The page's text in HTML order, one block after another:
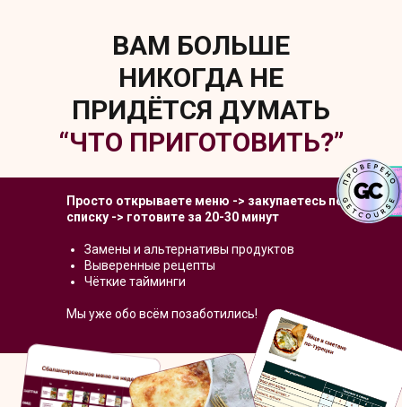
Просто открываете меню -> закупаетесь по
списку -> готовите за 20-30 минут
Замены и альтернативы продуктов
Выверенные рецепты
Чёткие тайминги
Мы уже обо всём позаботились!
ВАМ БОЛЬШЕ
НИКОГДА НЕ
ПРИДЁТСЯ ДУМАТЬ
“ЧТО ПРИГОТОВИТЬ?”